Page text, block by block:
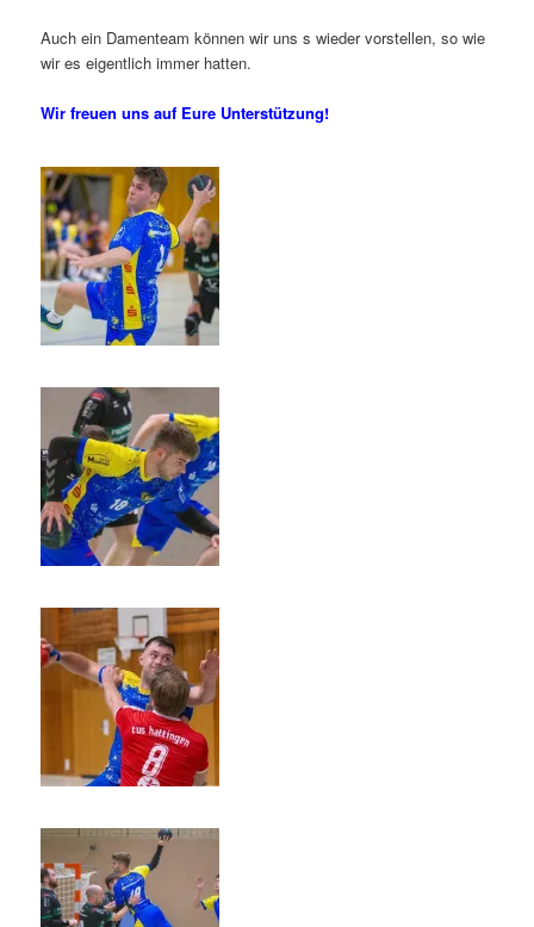
Auch ein Damenteam können wir uns s wieder vorstellen, so wie
wir es eigentlich immer hatten.
Wir freuen uns auf Eure Unterstützung!